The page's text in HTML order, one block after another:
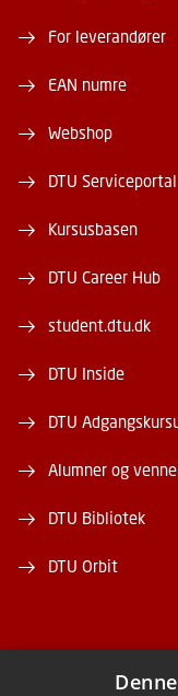
For leverandører
EAN numre
Webshop
DTU Serviceportal
Kursusbasen
DTU Career Hub
student.dtu.dk
DTU Inside
DTU
Alumner og
DTU Bibliotek
DTU Orbit